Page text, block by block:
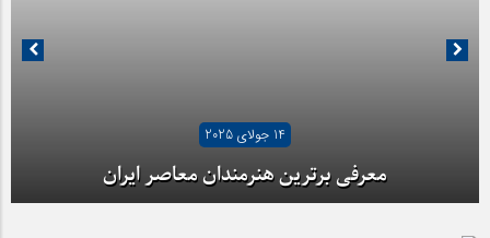
14 جولای 2025
معرفی برترین هنرمندان معاصر ایران